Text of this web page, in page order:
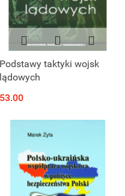
Podstawy taktyki wojsk
lądowych
53.00